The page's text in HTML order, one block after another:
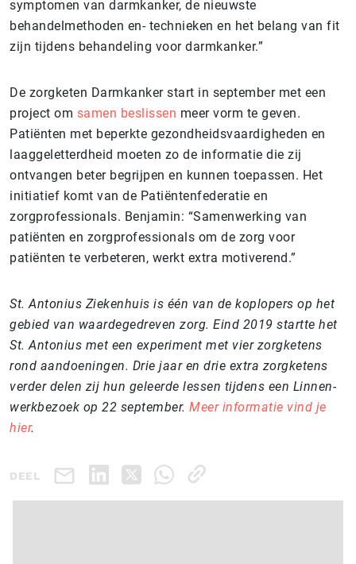
symptomen van darmkanker, de nieuwste
behandelmethoden en- technieken en het belang van fit
zijn tijdens behandeling voor darmkanker.”
De zorgketen Darmkanker start in september met een
project om samen beslissen meer vorm te geven.
Patiënten met beperkte gezondheidsvaardigheden en
laaggeletterdheid moeten zo de informatie die zij
ontvangen beter begrijpen en kunnen toepassen. Het
initiatief komt van de Patiëntenfederatie en
zorgprofessionals. Benjamin: “Samenwerking van
patiënten en zorgprofessionals om de zorg voor
patiënten te verbeteren, werkt extra motiverend.”
St. Antonius Ziekenhuis is één van de koplopers op het
gebied van waardegedreven zorg. Eind 2019 startte het
St. Antonius met een experiment met vier zorgketens
rond aandoeningen. Drie jaar en drie extra zorgketens
verder delen zij hun geleerde lessen tijdens een Linnen-
werkbezoek op 22 september. Meer informatie vind je
hier.
DEEL